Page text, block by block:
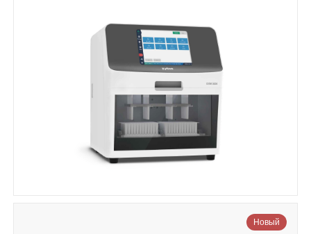
Новый